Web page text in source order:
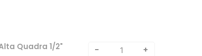
Quadra 1/2"
- +